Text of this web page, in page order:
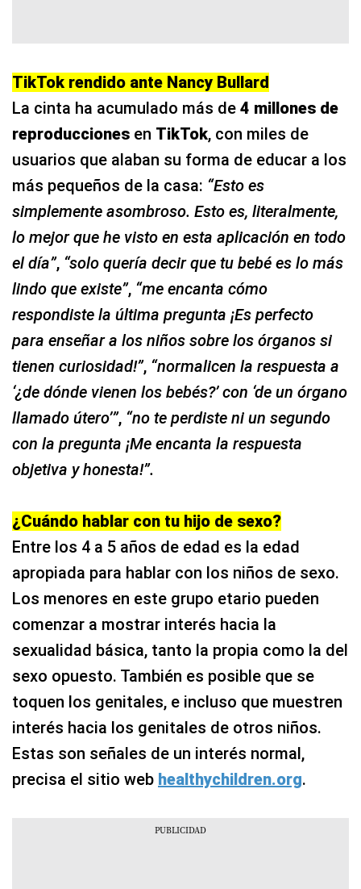
TikTok rendido ante Nancy Bullard
La cinta ha acumulado más de 4 millones de
reproducciones en TikTok, con miles de
usuarios que alaban su forma de educar a los
más pequeños de la casa: “Esto es
simplemente asombroso. Esto es, literalmente,
lo mejor que he visto en esta aplicación en todo
el día”, “solo quería decir que tu bebé es lo más
lindo que existe”, “me encanta cómo
respondiste la última pregunta ¡Es perfecto
para enseñar a los niños sobre los órganos si
tienen curiosidad!”, “normalicen la respuesta a
‘¿de dónde vienen los bebés?’ con ‘de un órgano
llamado útero’”, “no te perdiste ni un segundo
con la pregunta ¡Me encanta la respuesta
objetiva y honesta!”.
¿Cuándo hablar con tu hijo de sexo?
Entre los 4 a 5 años de edad es la edad
apropiada para hablar con los niños de sexo.
Los menores en este grupo etario pueden
comenzar a mostrar interés hacia la
sexualidad básica, tanto la propia como la del
sexo opuesto. También es posible que se
toquen los genitales, e incluso que muestren
interés hacia los genitales de otros niños.
Estas son señales de un interés normal,
precisa el sitio web healthychildren.org.